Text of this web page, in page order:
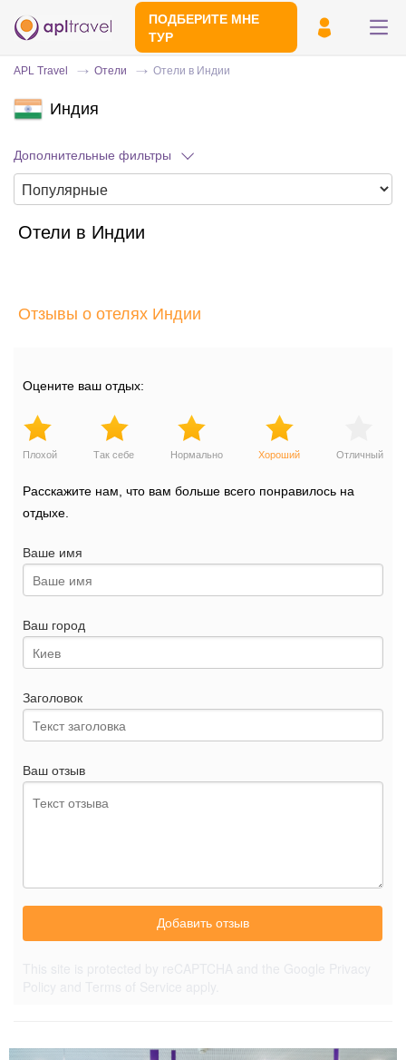
ПОДБЕРИТЕ МНЕ
ТУР
минут
APL Travel Отели Отели в Индии
Индия
Дополнительные фильтры
Отели в Индии
Отзывы о отелях Индии
Оцените ваш отдых:
Плохой Так себе Нормально Хороший Отличный
Расскажите нам, что вам больше всего понравилось на
отдыхе.
Ваше имя
Ваш город
Заголовок
Ваш отзыв
Добавить отзыв